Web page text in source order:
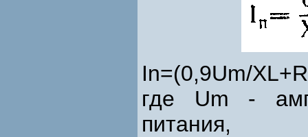
In=(0,9Um/
где Um -
питания,